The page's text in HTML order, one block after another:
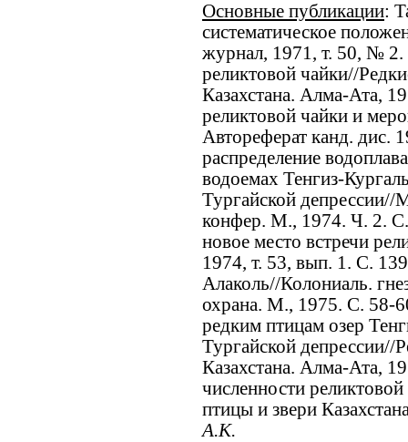
Основные публикации:
систематическое
журнал, 1971, т. 50, №
реликтовой чайки//
Казахстана. Алма-Ата,
реликтовой чайки и
Автореферат канд. дис.
распределение
водоемах Тенгиз-
Тургайской
конфер. М., 1974. Ч. 2.
новое место встречи
1974, т. 53, вып. 1. С.
Алаколь//Колониаль.
охрана. М., 1975. С. 58-
редким птицам озер
Тургайской депрессии//
Казахстана. Алма-Ата,
численности
птицы и звери
А.К.